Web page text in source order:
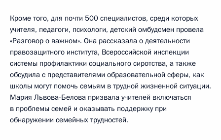
Кроме того, для почти 500 специалистов, среди которых
учителя, педагоги, психологи, детский омбудсмен провела
«Разговор о важном». Она рассказала о деятельности
правозащитного института, Всероссийской инспекции
системы профилактики социального сиротства, а также
обсудила с представителями образовательной сферы, как
школы могут помочь семьям в трудной жизненной ситуации.
Мария Львова-Белова призвала учителей включаться
в проблемы семей и оказывать поддержку при
обнаружении семейных трудностей.